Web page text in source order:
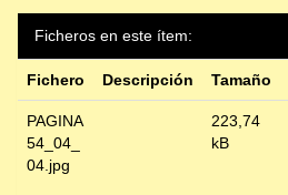
Ficheros en este ítem:
Fichero Descripción Tamaño
PAGINA
54_04_
04.jpg
223,74
kB